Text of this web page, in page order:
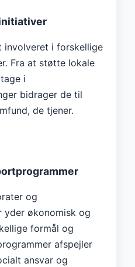
involveret i forskellige
Fra at støtte lokale
i
bidrager de til
de tjener.
og
yder økonomisk og
formål og
afspejler
ansvar og